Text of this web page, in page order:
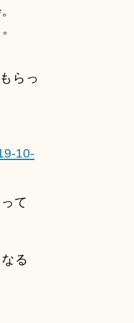
らっ
10-
て
る